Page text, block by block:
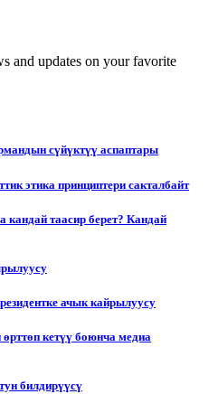
and updates on your favorite
сүйүктүү аспаптары
этика принциптери сакталбайт
таасир берет? Кандай
ачык кайрылуусу
кетүү боюнча медиа
билдирүүсү